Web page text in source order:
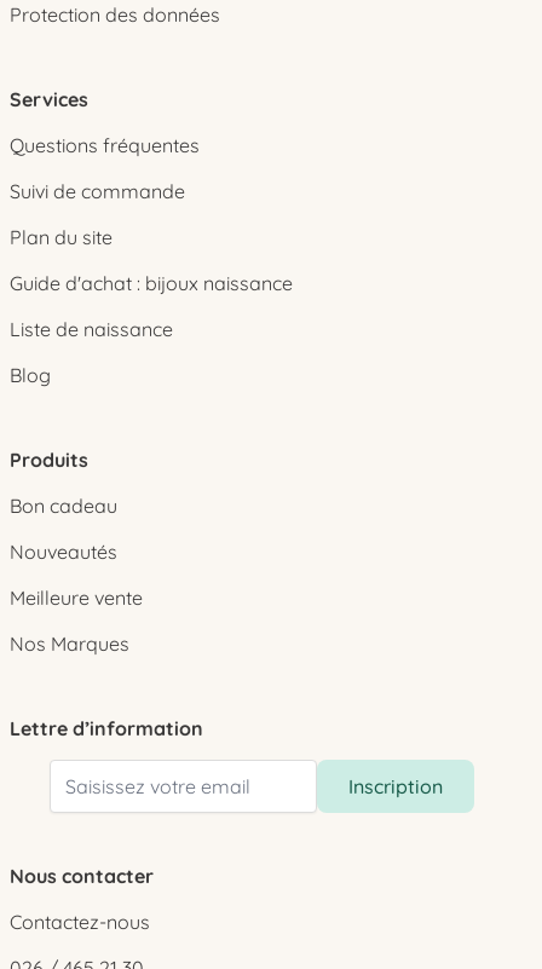
Protection des données
Services
Questions fréquentes
Suivi de commande
Plan du site
Guide d'achat : bijoux naissance
Liste de naissance
Blog
Produits
Bon cadeau
Nouveautés
Meilleure vente
Nos Marques
Lettre d’information
Adresse email
Inscription
Nous contacter
Contactez-nous